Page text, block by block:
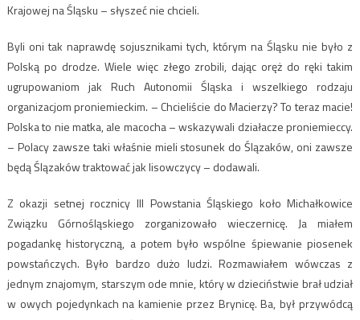
Krajowej na Śląsku – słyszeć nie chcieli.
Byli oni tak naprawdę sojusznikami tych, którym na Śląsku nie było z
Polską po drodze. Wiele więc złego zrobili, dając oręż do ręki takim
ugrupowaniom jak Ruch Autonomii Śląska i wszelkiego rodzaju
organizacjom proniemieckim. – Chcieliście do Macierzy? To teraz macie!
Polska to nie matka, ale macocha – wskazywali działacze proniemieccy.
– Polacy zawsze taki właśnie mieli stosunek do Ślązaków, oni zawsze
będą Ślązaków traktować jak lisowczycy – dodawali.
Z okazji setnej rocznicy III Powstania Śląskiego koło Michałkowice
Związku Górnośląskiego zorganizowało wieczernicę. Ja miałem
pogadankę historyczną, a potem było wspólne śpiewanie piosenek
powstańczych. Było bardzo dużo ludzi. Rozmawiałem wówczas z
jednym znajomym, starszym ode mnie, który w dzieciństwie brał udział
w owych pojedynkach na kamienie przez Brynicę. Ba, był przywódcą